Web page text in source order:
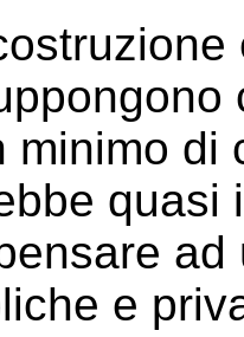
minimo di
quasi
e